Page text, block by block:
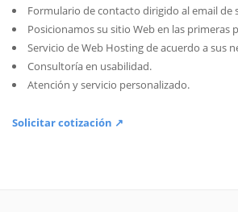
Formulario de contacto dirigido al email de
Posicionamos su sitio Web en las primeras
Servicio de Web Hosting de acuerdo a sus
Consultoría en usabilidad.
Atención y servicio personalizado.
Solicitar cotización ↗